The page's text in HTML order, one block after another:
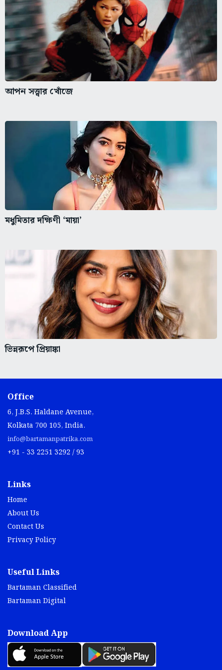
আপন সত্ত্বার খোঁজে
মধুমিতার দক্ষিণী ‘মায়া’
ভিন্নরূপে প্রিয়াঙ্কা
Office
6, J.B.S. Haldane Avenue,
Kolkata 700 105, India.
info@bartamanpatrika.com
+91 - 33 2251 3292 / 93
Links
Home
About Us
Contact Us
Privacy Policy
Useful Links
Bartaman Classified
Bartaman Digital
Download App